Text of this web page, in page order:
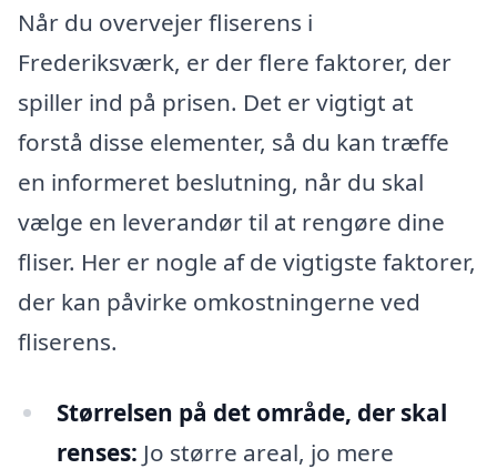
Når du overvejer fliserens i
Frederiksværk, er der flere faktorer, der
spiller ind på prisen. Det er vigtigt at
forstå disse elementer, så du kan træffe
en informeret beslutning, når du skal
vælge en leverandør til at rengøre dine
fliser. Her er nogle af de vigtigste faktorer,
der kan påvirke omkostningerne ved
fliserens.
Størrelsen på det område, der skal
renses: Jo større areal, jo mere